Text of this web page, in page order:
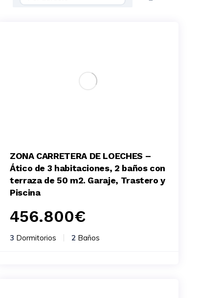
ZONA CARRETERA DE LOECHES –
Ático de 3 habitaciones, 2 baños con
terraza de 50 m2. Garaje, Trastero y
Piscina
456.800€
3 Dormitorios 2 Baños